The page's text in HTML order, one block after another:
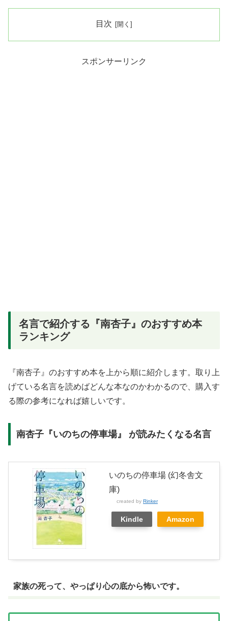
目次
スポンサーリンク
名言で紹介する『南杏子』のおすすめ本
ランキング
『南杏子』のおすすめ本を上から順に紹介します。取り上
げている名言を読めばどんな本なのかわかるので、購入す
る際の参考になれば嬉しいです。
南杏子『いのちの停車場』 が読みたくなる名言
いのちの停車場 (幻冬舎文
庫)
created by Rinker
Kindle Amazon
家族の死って、やっぱり心の底から怖いです。